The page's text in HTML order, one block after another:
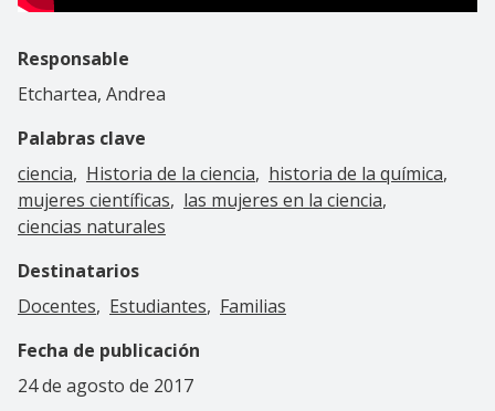
Responsable
Etchartea, Andrea
Palabras clave
ciencia
Historia de la ciencia
historia de la química
mujeres científicas
las mujeres en la ciencia
ciencias naturales
Destinatarios
Docentes
Estudiantes
Familias
Fecha de publicación
24 de agosto de 2017